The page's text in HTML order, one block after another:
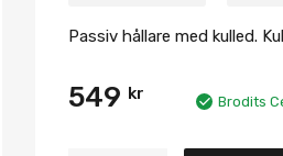
Passiv hållare med kulled.
549 kr Brodits